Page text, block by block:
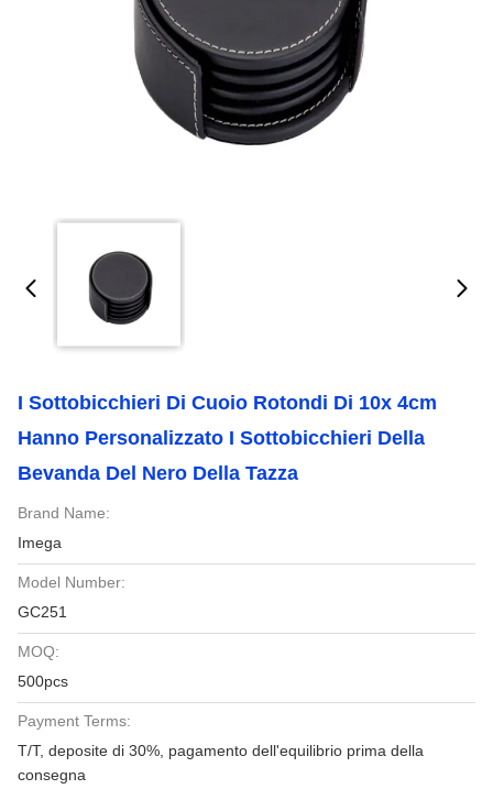
I Sottobicchieri Di Cuoio Rotondi Di 10x 4cm
Hanno Personalizzato I Sottobicchieri Della
Bevanda Del Nero Della Tazza
Brand Name:
Imega
Model Number:
GC251
MOQ:
500pcs
Payment Terms:
T/T, deposite di 30%, pagamento dell'equilibrio prima della
consegna